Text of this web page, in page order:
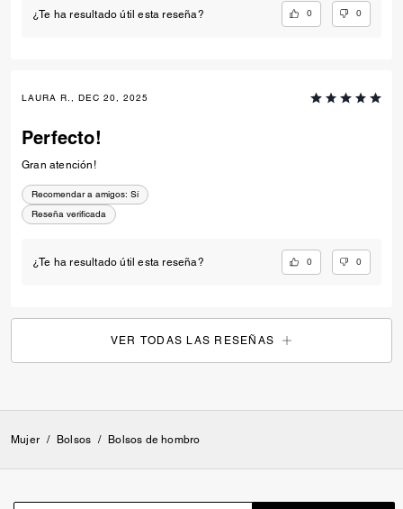
¿Te ha resultado útil esta reseña? 0 0
LAURA R., DEC 20, 2025
Perfecto!
Gran atención!
Recomendar a amigos: Sí
Reseña verificada
¿Te ha resultado útil esta reseña? 0 0
VER TODAS LAS RESEÑAS
Mujer / Bolsos / Bolsos de hombro